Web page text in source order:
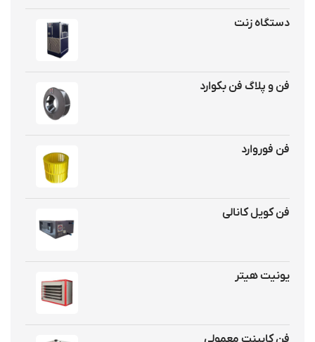
دستگاه زنت
فن و پلاگ فن بکوارد
فن فوروارد
فن کویل کانالی
یونیت هیتر
فن کابینت معمولی